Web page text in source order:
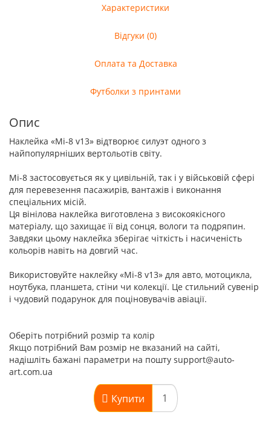
Характеристики
Відгуки (0)
Оплата та Доставка
Футболки з принтами
Опис
Наклейка «Мі-8 v13» відтворює силуэт одного з
найпопулярніших вертольотів світу.
Мі-8 застосовується як у цивільній, так і у військовій сфері
для перевезення пасажирів, вантажів і виконання
спеціальних місій.
Ця вінілова наклейка виготовлена з високоякісного
матеріалу, що захищає її від сонця, вологи та подряпин.
Завдяки цьому наклейка зберігає чіткість і насиченість
кольорів навіть на довгий час.
Використовуйте наклейку «Мі-8 v13» для авто, мотоцикла,
ноутбука, планшета, стіни чи колекції. Це стильний сувенір
і чудовий подарунок для поціновувачів авіації.
Оберіть потрібний розмір та колір
Якщо потрібний Вам розмір не вказаний на сайті,
надішліть бажані параметри на пошту support@auto-
art.com.ua
Купити